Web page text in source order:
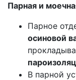
Парная и
Парное
осиновой
В парной